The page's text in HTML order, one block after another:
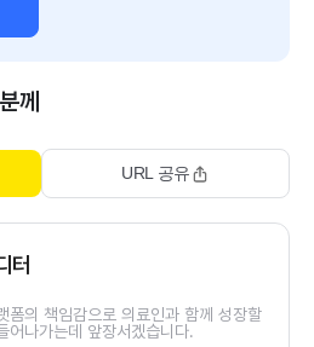
께
URL 공유
터
폼의 책임감으로 의료인과 함께 성장할
어나가는데 앞장서겠습니다.